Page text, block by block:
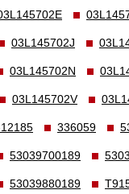
03L145702J
03L145702N
03L145702V
336059
53039700189
53039880189